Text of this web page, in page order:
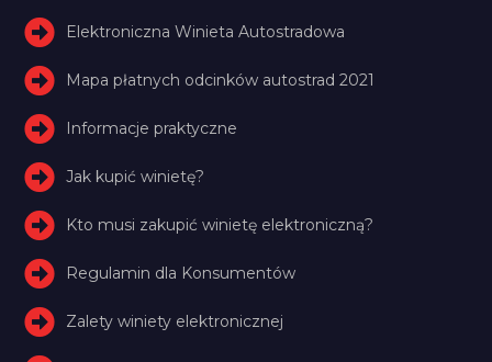
Elektroniczna Winieta Autostradowa
Mapa płatnych odcinków autostrad 2021
Informacje praktyczne
Jak kupić winietę?
Kto musi zakupić winietę elektroniczną?
Regulamin dla Konsumentów
Zalety winiety elektronicznej